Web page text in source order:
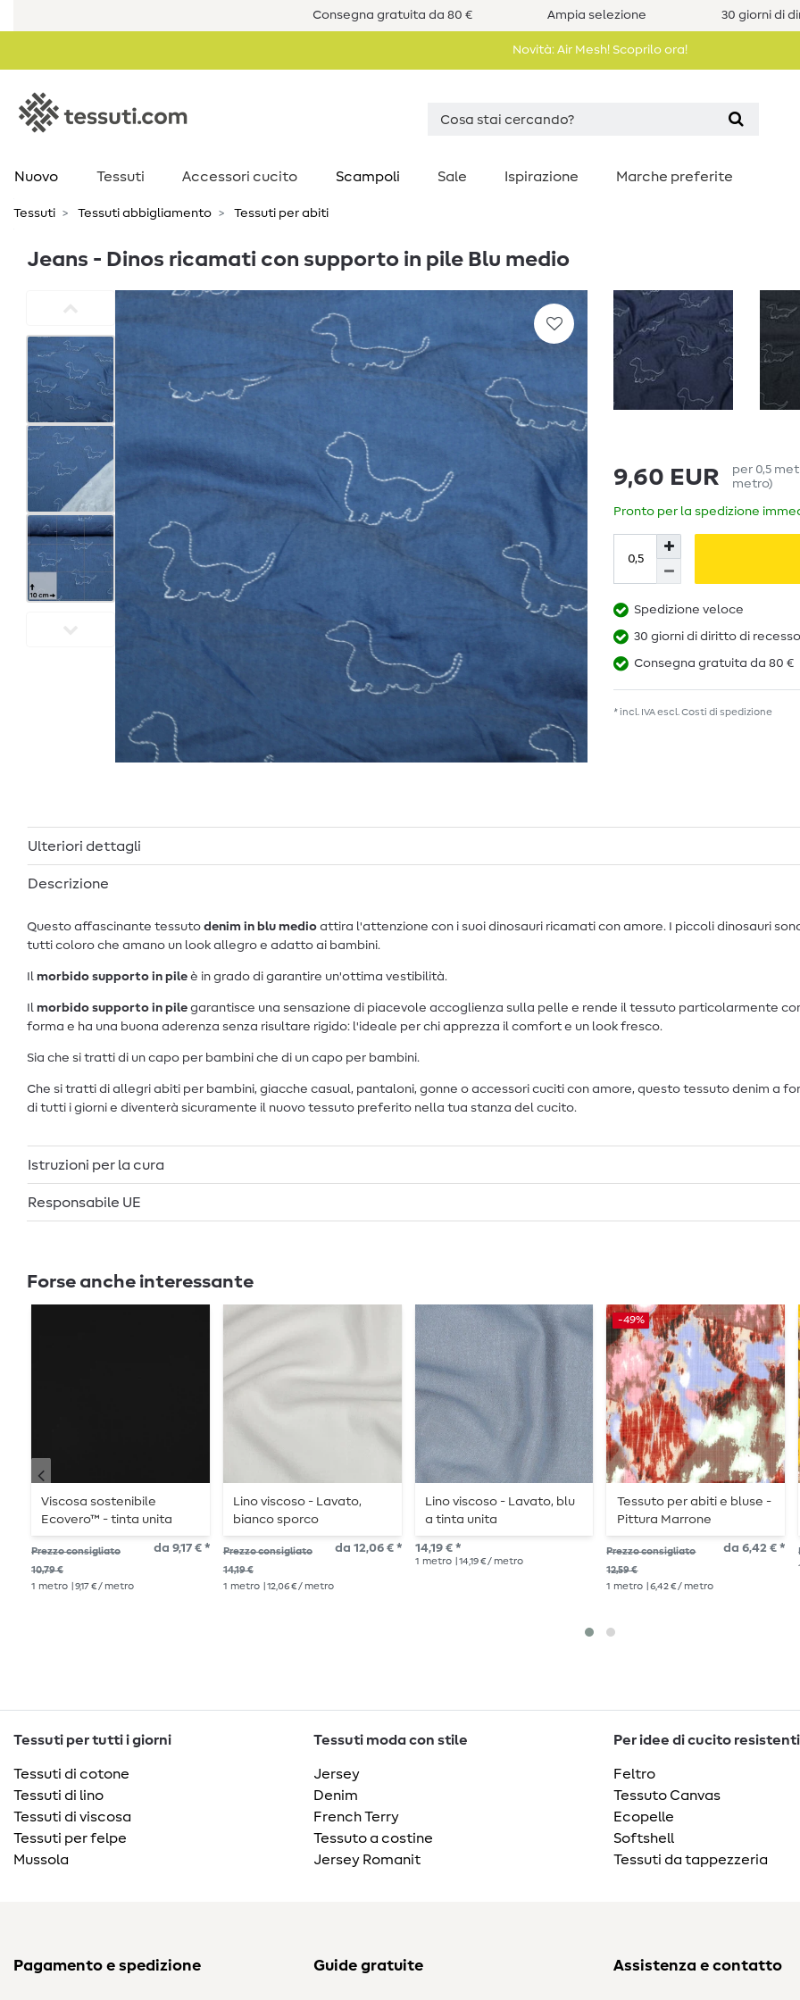
Consegna gratuita da 80 € Ampia selezione 30 giorni di
Novità: Air Mesh! Scoprilo ora!
Nuovo Tessuti Accessori cucito Scampoli Sale Ispirazione Marche preferite
Tessuti Tessuti abbigliamento Tessuti per abiti
Jeans - Dinos ricamati con supporto in pile Blu medio
9,60 EUR per 0,5
metro)
Pronto per la spedizione
Spedizione veloce
30 giorni di diritto di recesso
Consegna gratuita da 80 €
* incl. IVA escl.Costi di spedizione
Ulteriori dettagli
Descrizione
Questo affascinante tessuto denim in blu medio attira l'attenzione con i suoi dinosauri ricamati con amore. I piccoli dinosauri
tutti coloro che amano un look allegro e adatto ai bambini.
Il morbido supporto in pile è in grado di garantire un'ottima vestibilità.
Il morbido supporto in pile garantisce una sensazione di piacevole accoglienza sulla pelle e rende il tessuto particolarmente
forma e ha una buona aderenza senza risultare rigido: l'ideale per chi apprezza il comfort e un look fresco.
Sia che si tratti di un capo per bambini che di un capo per bambini.
Che si tratti di allegri abiti per bambini, giacche casual, pantaloni, gonne o accessori cuciti con amore, questo tessuto denim a
di tutti i giorni e diventerà sicuramente il nuovo tessuto preferito nella tua stanza del cucito.
Istruzioni per la cura
Responsabile UE
Forse anche interessante
Viscosa sostenibile
Ecovero™ - tinta unita
nera
Prezzo consigliato
10,79 €
da 9,17 € *
1 metro | 9,17 € / metro
Lino viscoso - Lavato,
bianco sporco
Prezzo consigliato
14,19 €
da 12,06 € *
1 metro | 12,06 € / metro
Lino viscoso - Lavato, blu
a tinta unita
14,19 € *
1 metro | 14,19 € / metro
-49%
Tessuto per abiti e bluse -
Pittura Marrone
Prezzo consigliato
12,59 €
da 6,42 € *
1 metro | 6,42 € / metro
Tessuti per tutti i giorni
Tessuti di cotone
Tessuti di lino
Tessuti di viscosa
Tessuti per felpe
Mussola
Tessuti moda con stile
Jersey
Denim
French Terry
Tessuto a costine
Jersey Romanit
Per idee di cucito resistenti
Feltro
Tessuto Canvas
Ecopelle
Softshell
Tessuti da tappezzeria
Pagamento e spedizione Guide gratuite Assistenza e contatto